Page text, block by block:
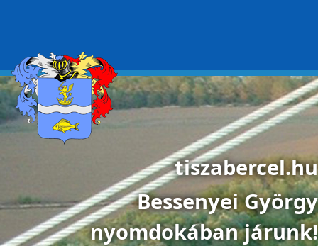
tiszabercel.hu
Bessenyei György
nyomdokában járunk!